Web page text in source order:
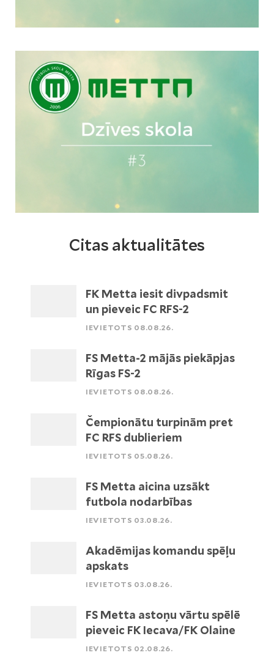
Citas aktualitātes
FK Metta iesit divpadsmit
un pieveic FC RFS-2
IEVIETOTS 08.08.26.
FS Metta-2 mājās piekāpjas
Rīgas FS-2
IEVIETOTS 08.08.26.
Čempionātu turpinām pret
FC RFS dublieriem
IEVIETOTS 05.08.26.
FS Metta aicina uzsākt
futbola nodarbības
IEVIETOTS 03.08.26.
Akadēmijas komandu spēļu
apskats
IEVIETOTS 03.08.26.
FS Metta astoņu vārtu spēlē
pieveic FK Iecava/FK Olaine
IEVIETOTS 02.08.26.